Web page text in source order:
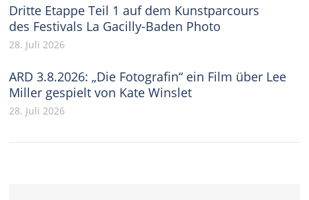
Dritte Etappe Teil 1 auf dem Kunstparcours
des Festivals La Gacilly-Baden Photo
28. Juli 2026
ARD 3.8.2026: „Die Fotografin“ ein Film über Lee
Miller gespielt von Kate Winslet
28. Juli 2026